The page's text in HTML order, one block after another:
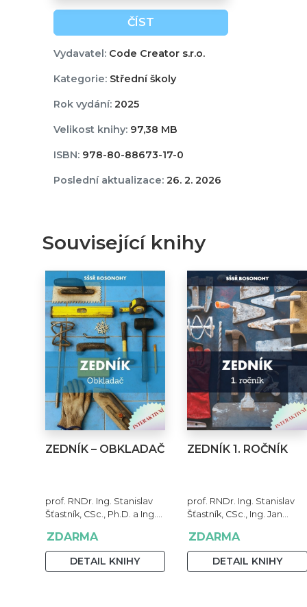
ČÍST
Vydavatel:Code Creator s.r.o.
Kategorie:Střední školy
Rok vydání:2025
Velikost knihy:97,38 MB
ISBN:978-80-88673-17-0
Poslední aktualizace:26. 2. 2026
Související knihy
ZEDNÍK – OBKLADAČ
prof. RNDr. Ing. Stanislav
Šťastník, CSc., Ph.D. a Ing.
ZDARMA
DETAIL KNIHY
ZEDNÍK 1. ROČNÍK
prof. RNDr. Ing. Stanislav
Šťastník, CSc., Ing. Jan
Stehno
ZDARMA
DETAIL KNIHY